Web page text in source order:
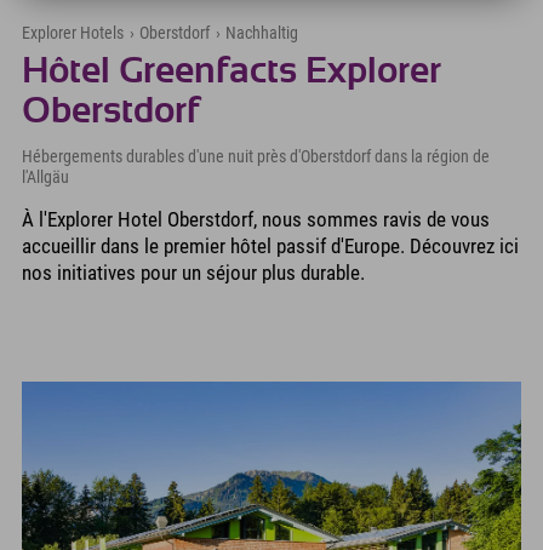
Explorer Hotels › Oberstdorf › Nachhaltig
Hôtel Greenfacts Explorer
Oberstdorf
Hébergements durables d'une nuit près d'Oberstdorf dans la région de
l'Allgäu
À l'Explorer Hotel Oberstdorf, nous sommes ravis de vous
accueillir dans le premier hôtel passif d'Europe. Découvrez ici
nos initiatives pour un séjour plus durable.